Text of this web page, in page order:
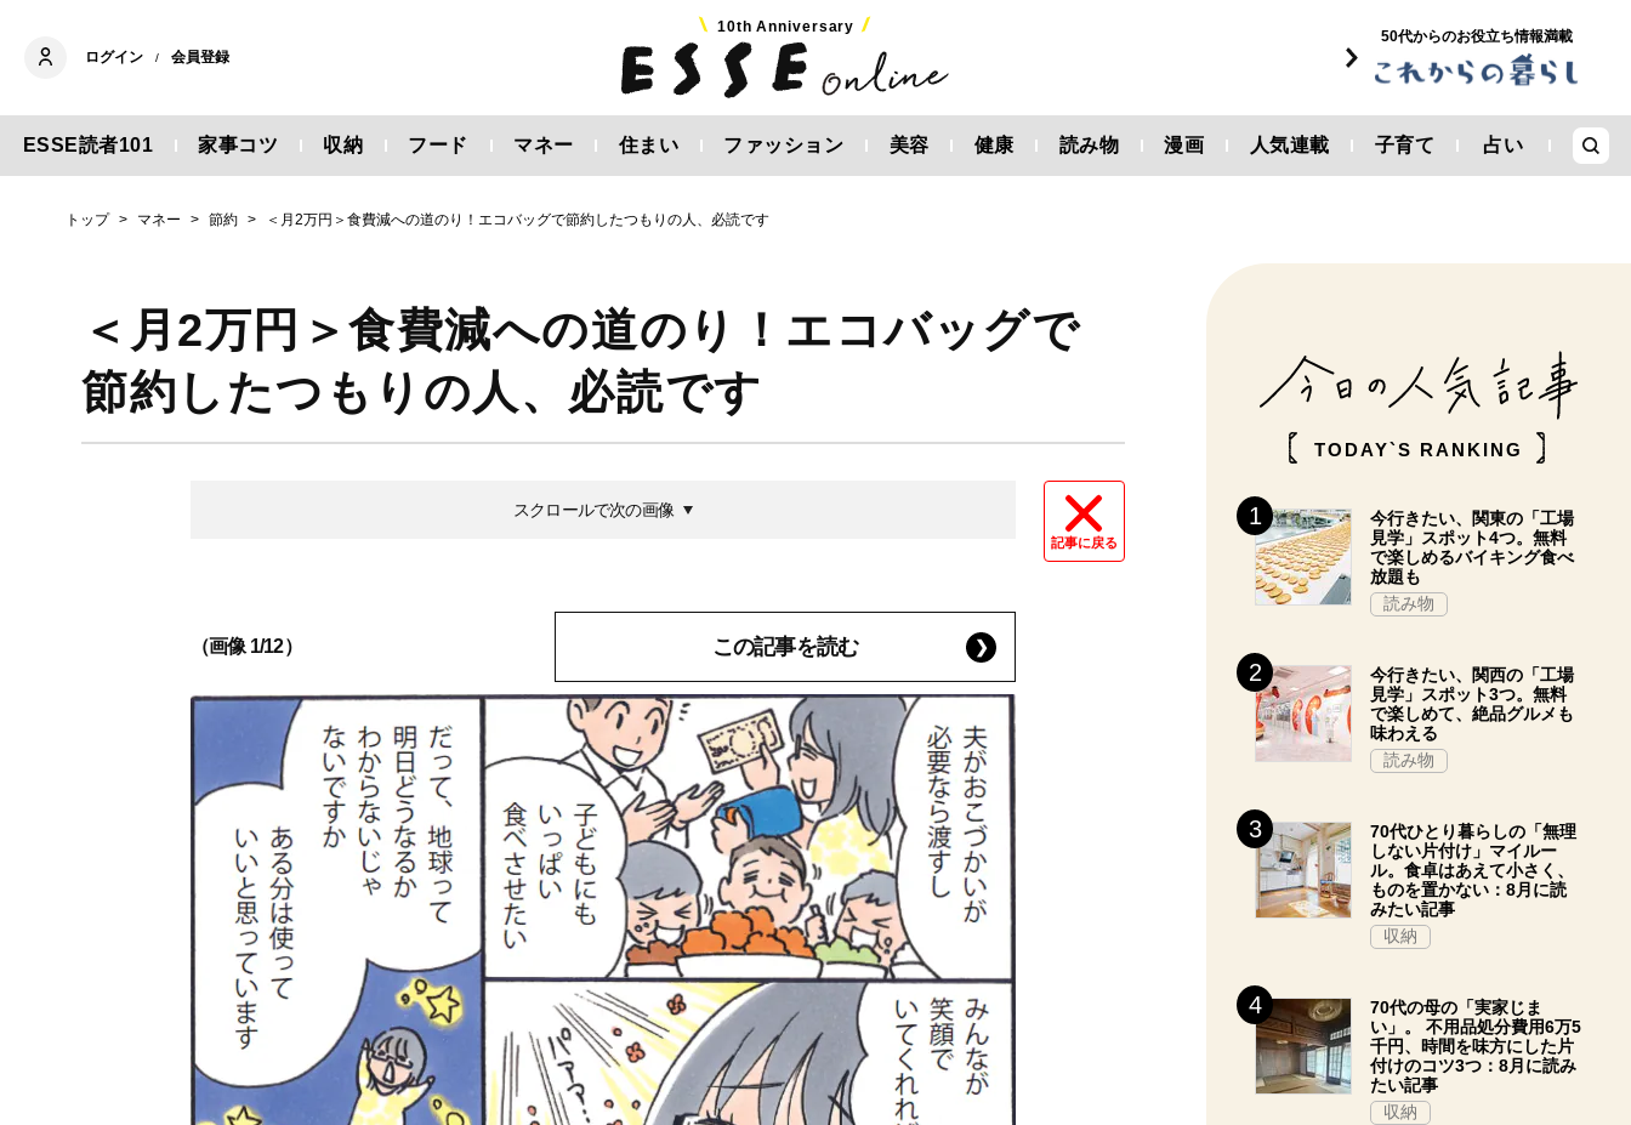
ログイン / 会員登録
10th Anniversary
50代からのお役立ち情報満載
ESSE読者101 家事コツ 収納 フード マネー 住まい ファッション 美容 健康 読み物 漫画 人気連載 子育て 占い
トップ マネー 節約 ＜月2万円＞食費減への道のり！エコバッグで節約したつもりの人、必読です
＜月2万円＞食費減への道のり！エコバッグで
節約したつもりの人、必読です
記事に戻る
スクロールで次の画像
（画像 1/12） この記事を読む
TODAY`S RANKING
今行きたい、関東の「工場
見学」スポット4つ。無料
で楽しめるバイキング食べ
放題も
読み物
今行きたい、関西の「工場
見学」スポット3つ。無料
で楽しめて、絶品グルメも
味わえる
読み物
70代ひとり暮らしの「無理
しない片付け」マイルー
ル。食卓はあえて小さく、
ものを置かない：8月に読
みたい記事
収納
70代の母の「実家じま
い」。 不用品処分費用6万5
千円、時間を味方にした片
付けのコツ3つ：8月に読み
たい記事
収納